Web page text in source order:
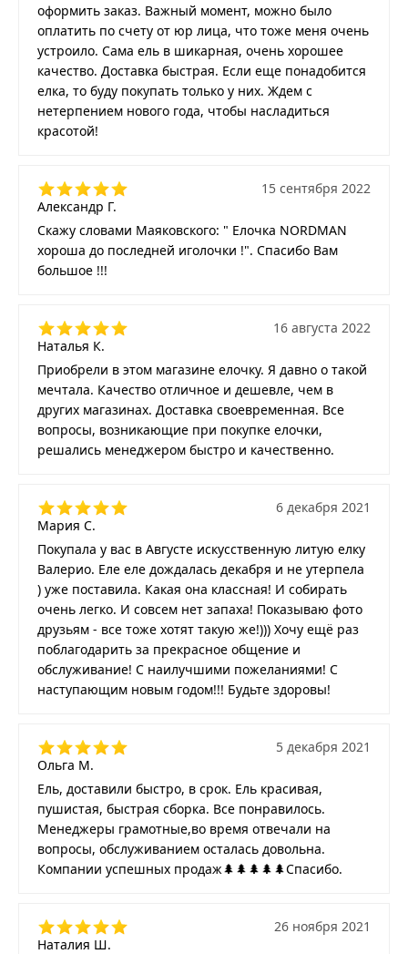
оформить заказ. Важный момент, можно было
оплатить по счету от юр лица, что тоже меня очень
устроило. Сама ель в шикарная, очень хорошее
качество. Доставка быстрая. Если еще понадобится
елка, то буду покупать только у них. Ждем с
нетерпением нового года, чтобы насладиться
красотой!
Александр Г.
15 сентября 2022
Скажу словами Маяковского: " Елочка NORDMAN
хороша до последней иголочки !". Спасибо Вам
большое !!!
Наталья К.
16 августа 2022
Приобрели в этом магазине елочку. Я давно о такой
мечтала. Качество отличное и дешевле, чем в
других магазинах. Доставка своевременная. Все
вопросы, возникающие при покупке елочки,
решались менеджером быстро и качественно.
Мария С.
6 декабря 2021
Покупала у вас в Августе искусственную литую елку
Валерио. Еле еле дождалась декабря и не утерпела
) уже поставила. Какая она классная! И собирать
очень легко. И совсем нет запаха! Показываю фото
друзьям - все тоже хотят такую же!))) Хочу ещё раз
поблагодарить за прекрасное общение и
обслуживание! С наилучшими пожеланиями! С
наступающим новым годом!!! Будьте здоровы!
Ольга М.
5 декабря 2021
Ель, доставили быстро, в срок. Ель красивая,
пушистая, быстрая сборка. Все понравилось.
Менеджеры грамотные,во время отвечали на
вопросы, обслуживанием осталась довольна.
Компании успешных продаж🌲🌲🌲🌲🌲Спасибо.
Наталия Ш.
26 ноября 2021